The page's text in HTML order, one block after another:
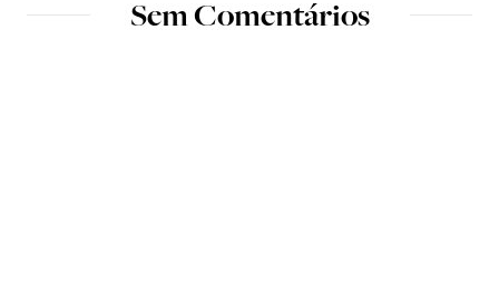
Sem Comentários